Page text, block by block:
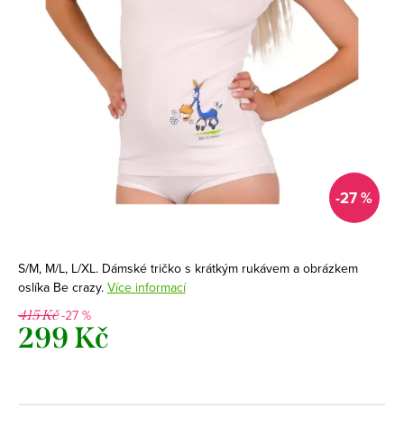
-27 %
S/M, M/L, L/XL. Dámské tričko s krátkým rukávem a obrázkem
oslíka Be crazy. Více informací
415 Kč-27 %
299 Kč